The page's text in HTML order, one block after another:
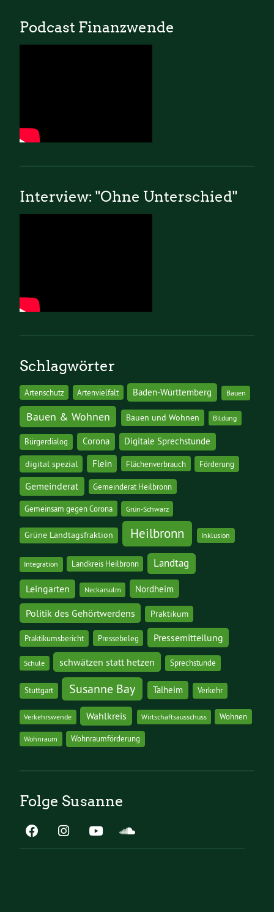
Podcast Finanzwende
Interview: "Ohne Unterschied"
Schlagwörter
Artenschutz Artenvielfalt Baden-Württemberg Bauen
Bauen & Wohnen Bauen und Wohnen Bildung
Bürgerdialog Corona Digitale Sprechstunde
digital spezial Flein Flächenverbrauch Förderung
Gemeinderat Gemeinderat Heilbronn
Gemeinsam gegen Corona Grün-Schwarz
Grüne Landtagsfraktion Heilbronn Inklusion
Integration Landkreis Heilbronn Landtag
Leingarten Neckarsulm Nordheim
Politik des Gehörtwerdens Praktikum
Praktikumsbericht Pressebeleg Pressemitteilung
Schule schwätzen statt hetzen Sprechstunde
Stuttgart Susanne Bay Talheim Verkehr
Verkehrswende Wahlkreis Wirtschaftsausschuss Wohnen
Wohnraum Wohnraumförderung
Folge Susanne